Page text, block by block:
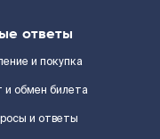
ответы
и покупка
и обмен билета
и ответы